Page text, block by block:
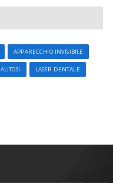
APPARECCHIO INVISIBILE
ALITOSI LASER DENTALE